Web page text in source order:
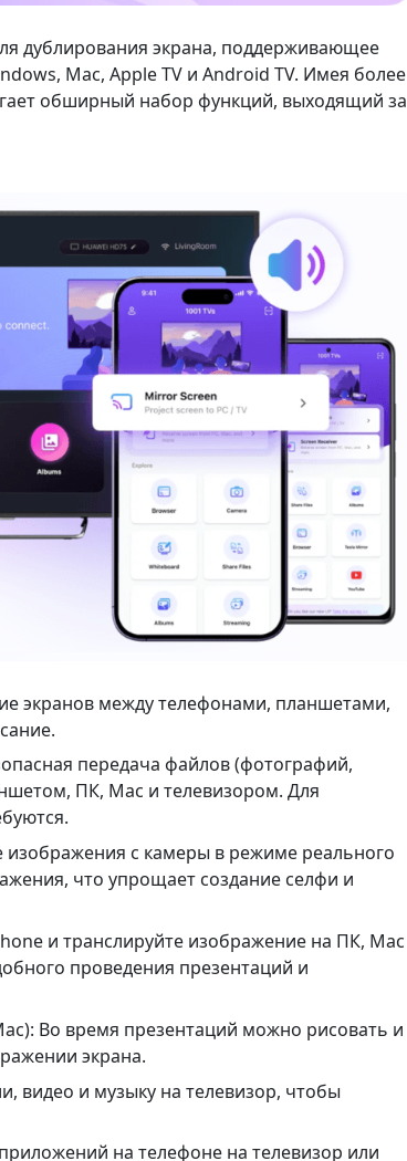
дублирования экрана, поддерживающее
Mac, Apple TV и Android TV. Имея более
обширный набор функций, выходящий за
экранов между телефонами, планшетами,
передача файлов (фотографий,
ПК, Mac и телевизором. Для
изображения с камеры в режиме реального
что упрощает создание селфи и
и транслируйте изображение на ПК, Mac
проведения презентаций и
Во время презентаций можно рисовать и
экрана.
видео и музыку на телевизор, чтобы
на телефоне на телевизор или